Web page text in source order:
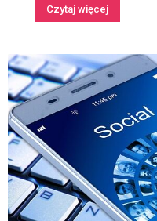
Czytaj więcej